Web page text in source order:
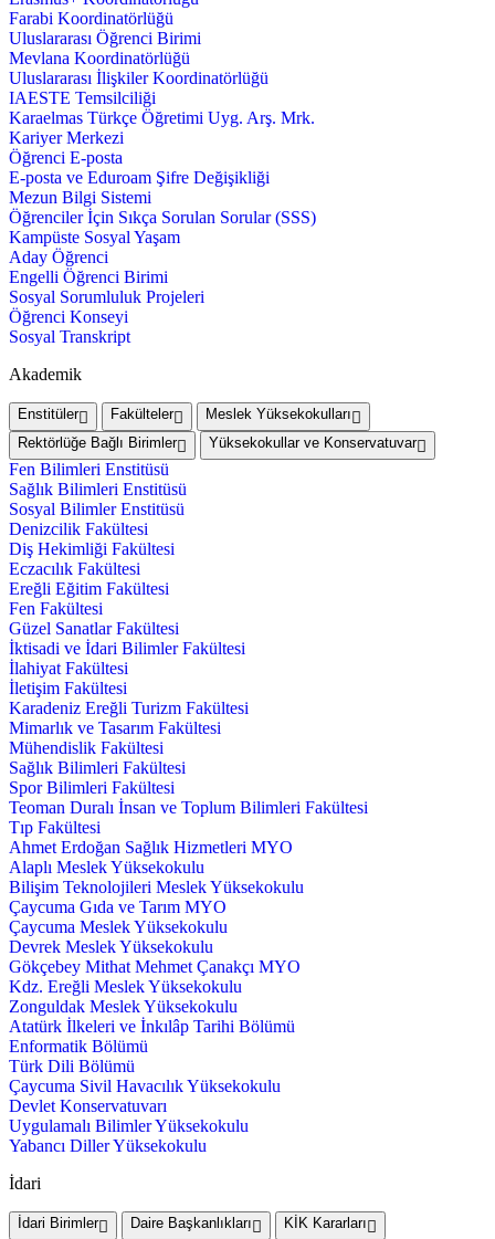
Farabi Koordinatörlüğü
Uluslararası Öğrenci Birimi
Mevlana Koordinatörlüğü
Uluslararası İlişkiler Koordinatörlüğü
IAESTE Temsilciliği
Karaelmas Türkçe Öğretimi Uyg. Arş. Mrk.
Kariyer Merkezi
Öğrenci E-posta
E-posta ve Eduroam Şifre Değişikliği
Mezun Bilgi Sistemi
Öğrenciler İçin Sıkça Sorulan Sorular (SSS)
Kampüste Sosyal Yaşam
Aday Öğrenci
Engelli Öğrenci Birimi
Sosyal Sorumluluk Projeleri
Öğrenci Konseyi
Sosyal Transkript
Akademik
Enstitüler Fakülteler
Meslek Yüksekokulları
Rektörlüğe Bağlı Birimler
Yüksekokullar ve Konservatuvar
Fen Bilimleri Enstitüsü
Sağlık Bilimleri Enstitüsü
Sosyal Bilimler Enstitüsü
Denizcilik Fakültesi
Diş Hekimliği Fakültesi
Eczacılık Fakültesi
Ereğli Eğitim Fakültesi
Fen Fakültesi
Güzel Sanatlar Fakültesi
İktisadi ve İdari Bilimler Fakültesi
İlahiyat Fakültesi
İletişim Fakültesi
Karadeniz Ereğli Turizm Fakültesi
Mimarlık ve Tasarım Fakültesi
Mühendislik Fakültesi
Sağlık Bilimleri Fakültesi
Spor Bilimleri Fakültesi
Teoman Duralı İnsan ve Toplum Bilimleri Fakültesi
Tıp Fakültesi
Ahmet Erdoğan Sağlık Hizmetleri MYO
Alaplı Meslek Yüksekokulu
Bilişim Teknolojileri Meslek Yüksekokulu
Çaycuma Gıda ve Tarım MYO
Çaycuma Meslek Yüksekokulu
Devrek Meslek Yüksekokulu
Gökçebey Mithat Mehmet Çanakçı MYO
Kdz. Ereğli Meslek Yüksekokulu
Zonguldak Meslek Yüksekokulu
Atatürk İlkeleri ve İnkılâp Tarihi Bölümü
Enformatik Bölümü
Türk Dili Bölümü
Çaycuma Sivil Havacılık Yüksekokulu
Devlet Konservatuvarı
Uygulamalı Bilimler Yüksekokulu
Yabancı Diller Yüksekokulu
İdari
İdari Birimler Daire Başkanlıkları KİK Kararları